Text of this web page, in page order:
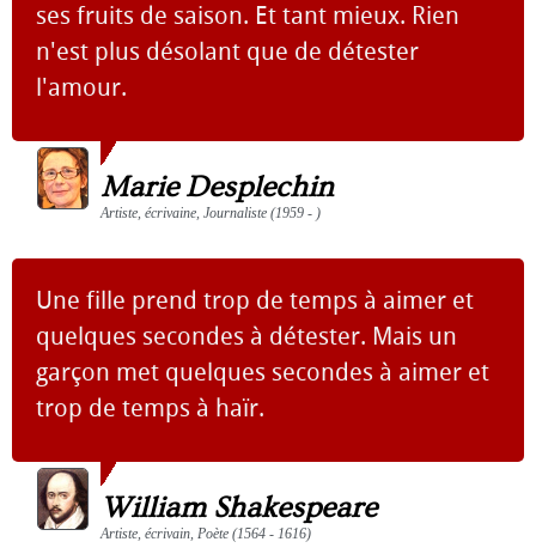
ses fruits de saison. Et tant mieux. Rien
n'est plus désolant que de détester
l'amour.
Marie Desplechin
Artiste, écrivaine, Journaliste (1959 - )
Une fille prend trop de temps à aimer et
quelques secondes à détester. Mais un
garçon met quelques secondes à aimer et
trop de temps à haïr.
William Shakespeare
Artiste, écrivain, Poète (1564 - 1616)